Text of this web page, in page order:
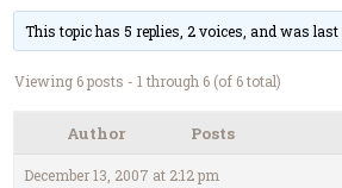
This topic has 5 replies, 2 voices, and was
Viewing 6 posts - 1 through 6 (of 6 total)
Author Posts
December 13, 2007 at 2:12 pm